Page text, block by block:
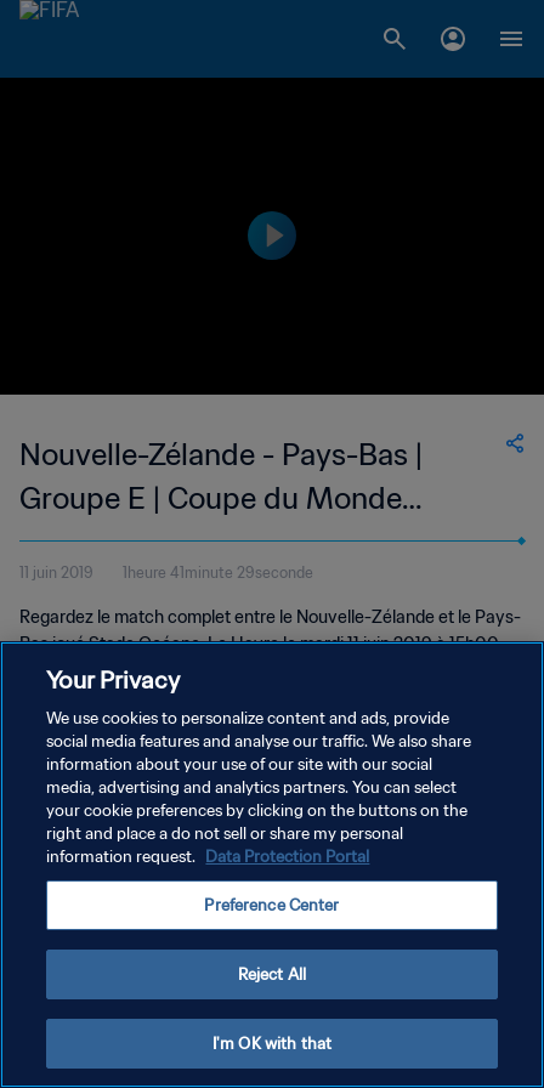
Nouvelle-Zélande - Pays-Bas |
Groupe E | Coupe du Monde
Féminine de la FIFA, France 2019™ |
Replay
11 juin 2019 1heure 41minute 29seconde
Regardez le match complet entre le Nouvelle-Zélande et le Pays-
Bas joué Stade Océane, Le Havre le mardi 11 juin 2019 à 15h00.
POLITIQUE DE CONFIDENTIALITÉ
CONDITIONS D'UTILISATION
GÉRER VOS PRÉFÉRENCES SUR LES COOKIES
Your Privacy
We use cookies to personalize content and ads, provide
social media features and analyse our traffic. We also share
information about your use of our site with our social
media, advertising and analytics partners. You can select
your cookie preferences by clicking on the buttons on the
right and place a do not sell or share my personal
information request. Data Protection Portal
Preference Center
Reject All
I'm OK with that